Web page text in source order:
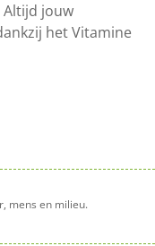
jouw
het Vitamine
mens en milieu.